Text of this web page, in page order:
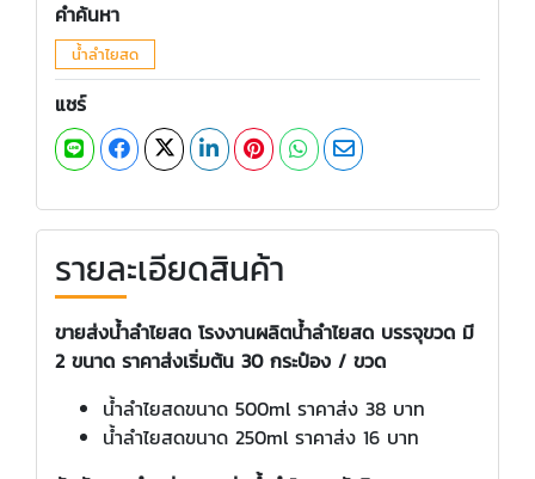
คำค้นหา
น้ำลำไยสด
แชร์
รายละเอียดสินค้า
ขายส่งน้ำลำไยสด โรงงานผลิตน้ำลำไยสด บรรจุขวด มี
2 ขนาด ราคาส่งเริ่มต้น 30 กระป๋อง / ขวด
น้ำลำไยสดขนาด 500ml ราคาส่ง 38 บาท
น้ำลำไยสดขนาด 250ml ราคาส่ง 16 บาท